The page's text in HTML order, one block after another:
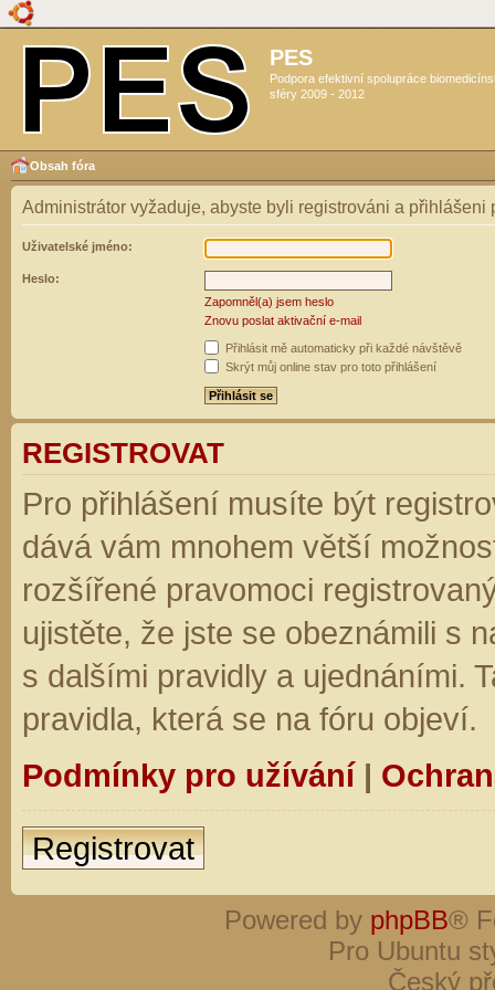
PES
Podpora efektivní spolupráce
sféry 2009 - 2012
Obsah fóra
Administrátor vyžaduje, abyste byli registrováni a přihlášeni
Uživatelské jméno:
Heslo:
Zapomněl(a) jsem heslo
Znovu poslat aktivační e-mail
Přihlásit mě automaticky při každé návštěvě
Skrýt můj online stav pro toto přihlášení
REGISTROVAT
Pro přihlášení musíte být
dává vám mnohem větší
rozšířené pravomoci
ujistěte, že jste se obeznámili s
s dalšími pravidly a ujednáními.
pravidla, která se na fóru objeví.
Podmínky pro užívání|
Registrovat
Powered by phpBB®
Pro Ubuntu
Český